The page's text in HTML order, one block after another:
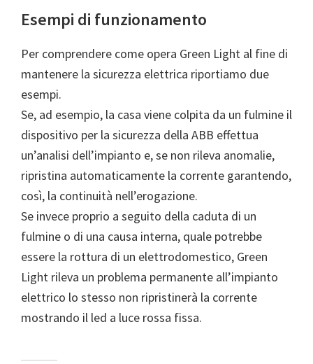
Esempi di funzionamento
Per comprendere come opera Green Light al fine di
mantenere la sicurezza elettrica riportiamo due
esempi.
Se, ad esempio, la casa viene colpita da un fulmine il
dispositivo per la sicurezza della ABB effettua
un’analisi dell’impianto e, se non rileva anomalie,
ripristina automaticamente la corrente garantendo,
così, la continuità nell’erogazione.
Se invece proprio a seguito della caduta di un
fulmine o di una causa interna, quale potrebbe
essere la rottura di un elettrodomestico, Green
Light rileva un problema permanente all’impianto
elettrico lo stesso non ripristinerà la corrente
mostrando il led a luce rossa fissa.